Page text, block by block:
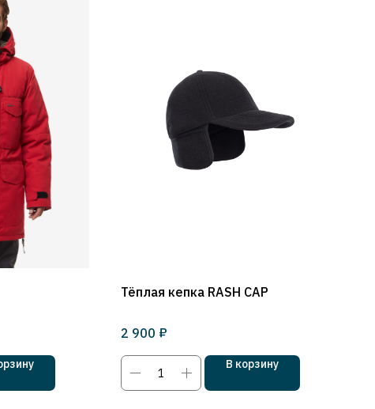
Тёплая кепка RASH CAP
2 900 ₽
В корзину